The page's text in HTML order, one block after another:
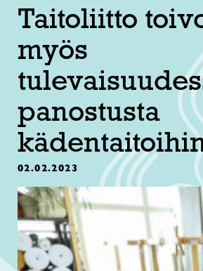
Taitoliitto
myös
panostusta
02.02.2023